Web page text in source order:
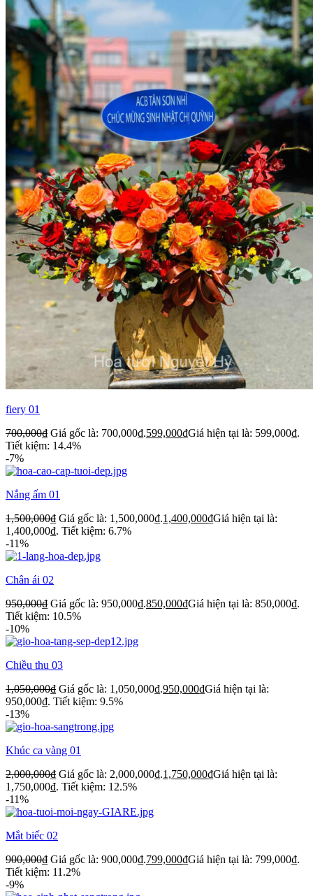
fiery 01
700,000₫ Giá gốc là: 700,000₫.599,000₫Giá hiện tại là: 599,000₫.
Tiết kiệm: 14.4%
-7%
Nắng ấm 01
1,500,000₫ Giá gốc là: 1,500,000₫.1,400,000₫Giá hiện tại là:
1,400,000₫. Tiết kiệm: 6.7%
-11%
Chân ái 02
950,000₫ Giá gốc là: 950,000₫.850,000₫Giá hiện tại là: 850,000₫.
Tiết kiệm: 10.5%
-10%
Chiều thu 03
1,050,000₫ Giá gốc là: 1,050,000₫.950,000₫Giá hiện tại là:
950,000₫. Tiết kiệm: 9.5%
-13%
Khúc ca vàng 01
2,000,000₫ Giá gốc là: 2,000,000₫.1,750,000₫Giá hiện tại là:
1,750,000₫. Tiết kiệm: 12.5%
-11%
Mắt biếc 02
900,000₫ Giá gốc là: 900,000₫.799,000₫Giá hiện tại là: 799,000₫.
Tiết kiệm: 11.2%
-9%